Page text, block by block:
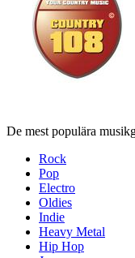
De mest populära
Rock
Pop
Electro
Oldies
Indie
Heavy Metal
Hip Hop